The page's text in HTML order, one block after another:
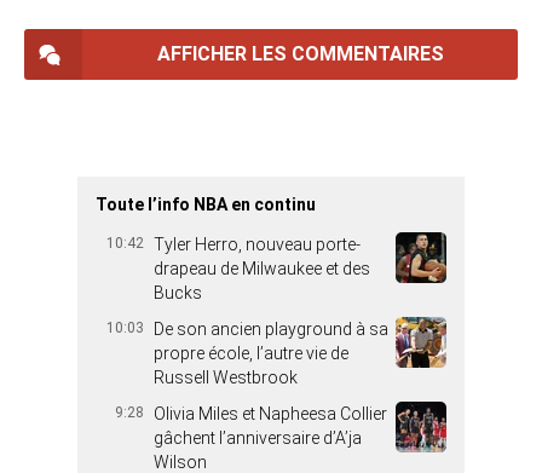
AFFICHER LES COMMENTAIRES
Toute l’info NBA en continu
10:42 Tyler Herro, nouveau porte-
drapeau de Milwaukee et des
Bucks
10:03
De son ancien playground à sa
propre école, l’autre vie de
Russell Westbrook
9:28
Olivia Miles et Napheesa Collier
gâchent l’anniversaire d’A’ja
Wilson